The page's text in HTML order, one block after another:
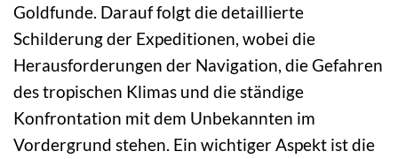
Goldfunde. Darauf folgt die detaillierte
Schilderung der Expeditionen, wobei die
Herausforderungen der Navigation, die Gefahren
des tropischen Klimas und die ständige
Konfrontation mit dem Unbekannten im
Vordergrund stehen. Ein wichtiger Aspekt ist die